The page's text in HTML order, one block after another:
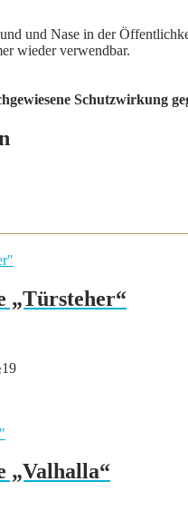
und Nase in der
wieder verwendbar.
Schutzwirkung
„Türsteher“
„Valhalla“